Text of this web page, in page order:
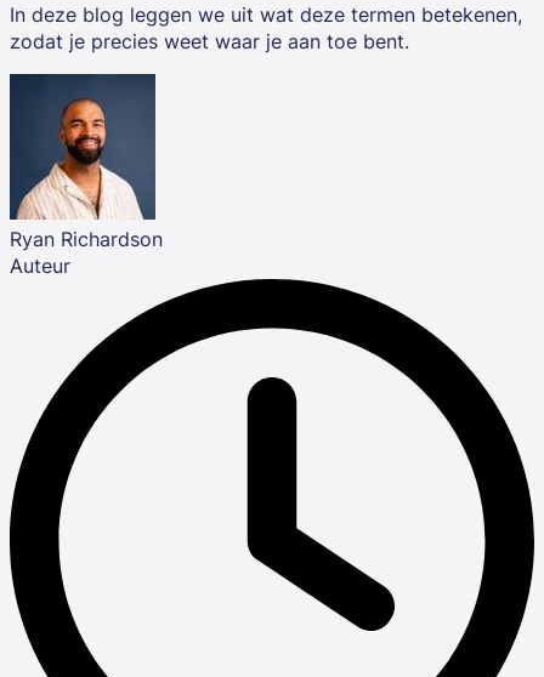
In deze blog leggen we uit wat deze termen betekenen,
zodat je precies weet waar je aan toe bent.
Ryan Richardson
Auteur